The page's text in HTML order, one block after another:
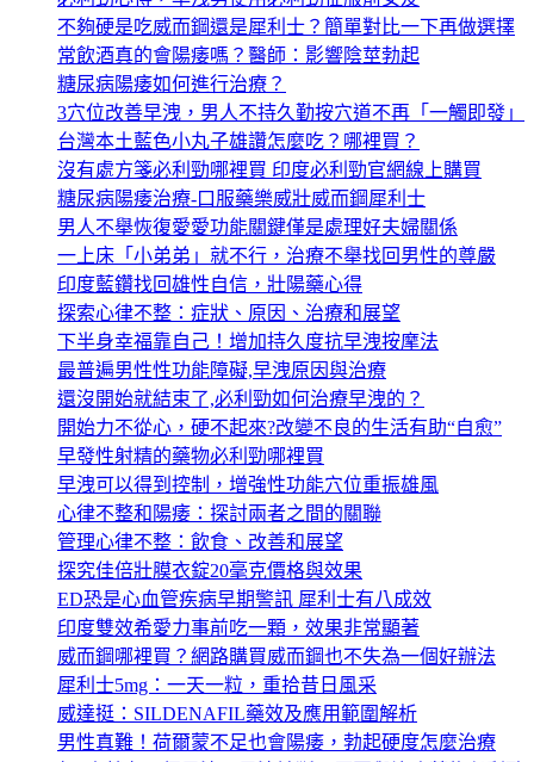
不夠硬是吃威而鋼還是犀利士？簡單對比一下再做選擇
常飲酒真的會陽痿嗎？醫師：影響陰莖勃起
糖尿病陽痿如何進行治療？
3穴位改善早洩，男人不持久勤按穴道不再「一觸即發」
台灣本土藍色小丸子雄讚怎麼吃？哪裡買？
沒有處方箋必利勁哪裡買 印度必利勁官網線上購買
糖尿病陽痿治療-口服藥樂威壯威而鋼犀利士
男人不舉恢復愛愛功能關鍵僅是處理好夫婦關係
一上床「小弟弟」就不行，治療不舉找回男性的尊嚴
印度藍鑽找回雄性自信，壯陽藥心得
探索心律不整：症狀、原因、治療和展望
下半身幸福靠自己！增加持久度抗早洩按摩法
最普遍男性性功能障礙,早洩原因與治療
還沒開始就結束了,必利勁如何治療早洩的？
開始力不從心，硬不起來?改變不良的生活有助“自愈”
早發性射精的藥物必利勁哪裡買
早洩可以得到控制，增強性功能穴位重振雄風
心律不整和陽痿：探討兩者之間的關聯
管理心律不整：飲食、改善和展望
探究佳倍壯膜衣錠20毫克價格與效果
ED恐是心血管疾病早期警訊 犀利士有八成效
印度雙效希愛力事前吃一顆，效果非常顯著
威而鋼哪裡買？網路購買威而鋼也不失為一個好辦法
犀利士5mg：一天一粒，重拾昔日風采
威達挺：SILDENAFIL藥效及應用範圍解析
男性真難！荷爾蒙不足也會陽痿，勃起硬度怎麼治療